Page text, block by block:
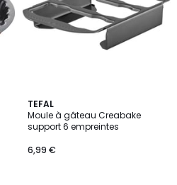
TEFAL
Moule à gâteau Creabake
support 6 empreintes
6,99 €
5
/
5